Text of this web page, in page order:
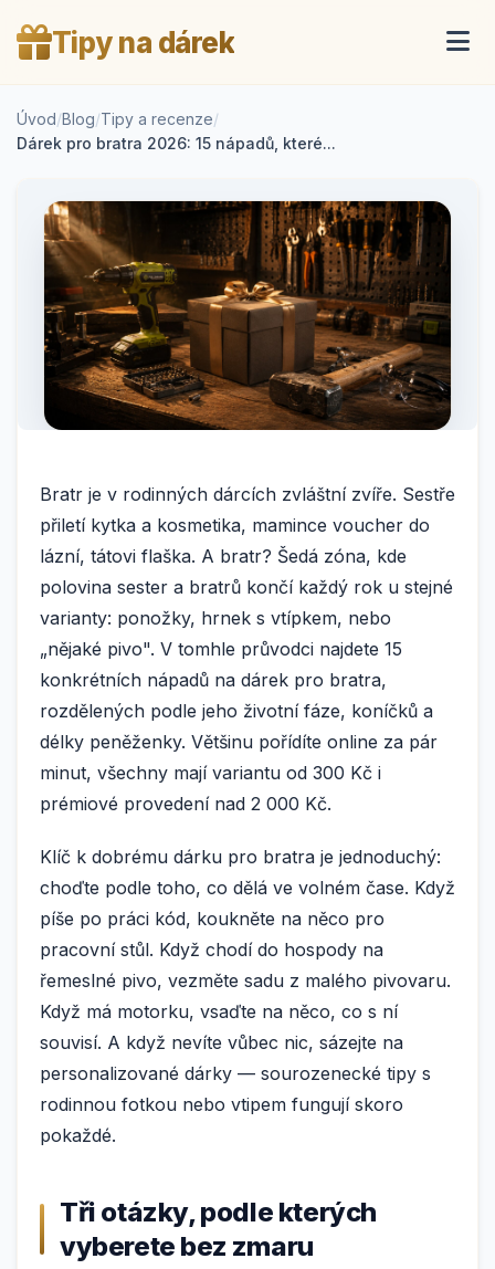
Tipy na dárek
Úvod/Blog/Tipy a recenze/
Dárek pro bratra 2026: 15 nápadů, které...
Bratr je v rodinných dárcích zvláštní zvíře. Sestře
přiletí kytka a kosmetika, mamince voucher do
lázní, tátovi flaška. A bratr? Šedá zóna, kde
polovina sester a bratrů končí každý rok u stejné
varianty: ponožky, hrnek s vtípkem, nebo
„nějaké pivo". V tomhle průvodci najdete 15
konkrétních nápadů na dárek pro bratra,
rozdělených podle jeho životní fáze, koníčků a
délky peněženky. Většinu pořídíte online za pár
minut, všechny mají variantu od 300 Kč i
prémiové provedení nad 2 000 Kč.
Klíč k dobrému dárku pro bratra je jednoduchý:
choďte podle toho, co dělá ve volném čase. Když
píše po práci kód, koukněte na něco pro
pracovní stůl. Když chodí do hospody na
řemeslné pivo, vezměte sadu z malého pivovaru.
Když má motorku, vsaďte na něco, co s ní
souvisí. A když nevíte vůbec nic, sázejte na
personalizované dárky — sourozenecké tipy s
rodinnou fotkou nebo vtipem fungují skoro
pokaždé.
Tři otázky, podle kterých
vyberete bez zmaru